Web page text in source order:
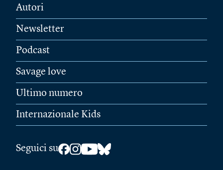
Autori
Newsletter
Podcast
Savage love
Ultimo numero
Internazionale Kids
Seguici su